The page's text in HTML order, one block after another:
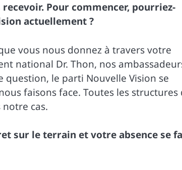
Pour commencer, pourriez-
actuellement ?
vous nous donnez à travers votre
national Dr. Thon, nos
le parti Nouvelle Vision se
faisons face. Toutes les structures
notre cas.
sur le terrain et votre absence se